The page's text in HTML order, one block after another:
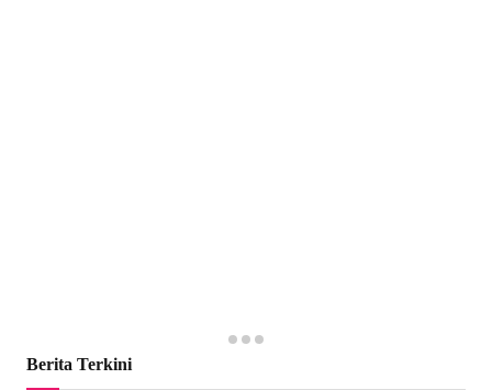
Berita Terkini